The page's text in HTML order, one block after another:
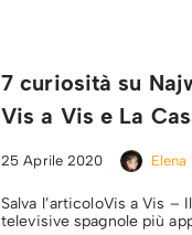
7 curiosità su
Vis a Vis e La
25 Aprile 2020 Elena
Salva l’articoloVis a Vis –
televisive spagnole più